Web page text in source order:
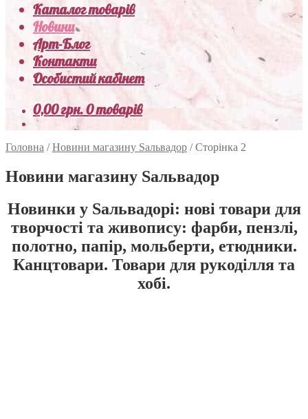
Каталог товарів
Новини
Арт-Блог
Контакти
Особистий кабінет
0,00грн.0 товарів
Головна /Новини магазину Sальвадор /Сторінка 2
Новини магазину Sальвадор
Новинки у Sальвадорі: нові товари для
творчості та живопису: фарби, пензлі,
полотно, папір, мольберти, етюдники.
Канцтовари. Товари для рукоділля та
хобі.